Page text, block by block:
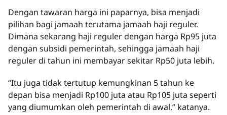
Dengan tawaran harga ini paparnya, bisa menjadi
pilihan bagi jamaah terutama jamaah haji reguler.
Dimana sekarang haji reguler dengan harga Rp95 juta
dengan subsidi pemerintah, sehingga jamaah haji
reguler di tahun ini membayar sekitar Rp50 juta lebih.
“Itu juga tidak tertutup kemungkinan 5 tahun ke
depan bisa menjadi Rp100 juta atau Rp105 juta seperti
yang diumumkan oleh pemerintah di awal,’’ katanya.